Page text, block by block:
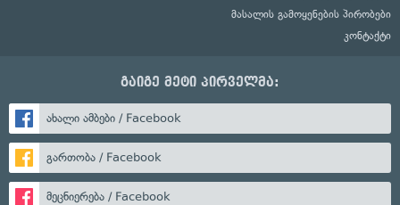
მასალის გამოყენების პირობები
კონტაქტი
გაიგე მეტი პირველმა:
ახალი ამბები / Facebook
გართობა / Facebook
მეცნიერება / Facebook